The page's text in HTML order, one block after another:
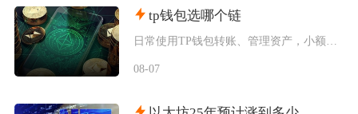
tp钱包选哪个链
08-07